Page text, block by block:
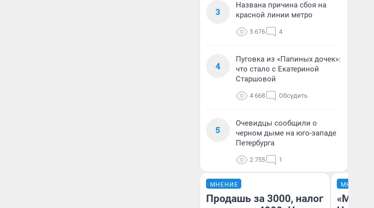
3
Названа причина сбоя на
красной линии метро
5 676 4
4
Пуговка из «Папиных дочек»:
что стало с Екатериной
Старшовой
4 668 Обсудить
5
Очевидцы сообщили о
черном дыме на юго-западе
Петербурга
2 755 1
МНЕНИЕ
Продашь за 3000, налог
МНЕНИЕ
«Мы